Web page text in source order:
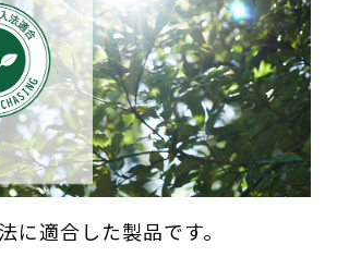
に適合した製品です。